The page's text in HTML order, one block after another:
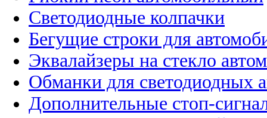
Светодиодные колпачки
Бегущие строки для
Эквалайзеры на стекло
Обманки для светодиодных
Дополнительные стоп-